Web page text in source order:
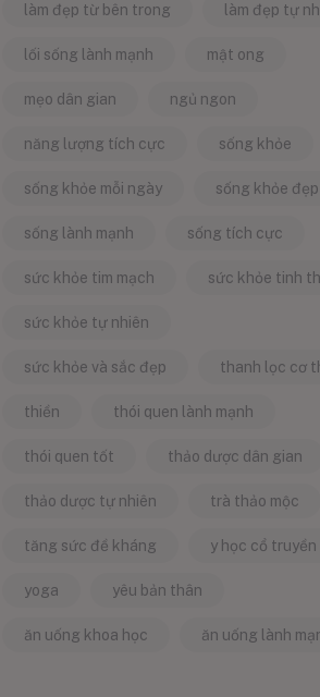
làm đẹp từ bên trong làm đẹp tự
lối sống lành mạnh mật ong
mẹo dân gian ngủ ngon
năng lượng tích cực sống khỏe
sống khỏe mỗi ngày sống khỏe đẹp
sống lành mạnh sống tích cực
sức khỏe tim mạch sức khỏe tinh
sức khỏe tự nhiên
sức khỏe và sắc đẹp thanh lọc cơ
thiền thói quen lành mạnh
thói quen tốt thảo dược dân gian
thảo dược tự nhiên trà thảo mộc
tăng sức đề kháng y học cổ truyền
yoga yêu bản thân
ăn uống khoa học ăn uống lành